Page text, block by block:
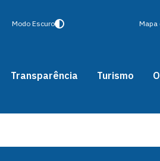
Modo Escuro Mapa
Transparência Turismo